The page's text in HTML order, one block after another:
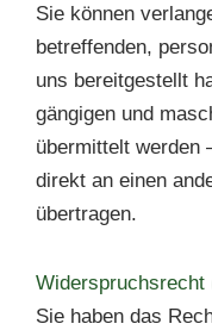
Sie können
betreffenden,
uns bereitgestellt
gängigen und
übermittelt werden
direkt an einen
übertragen.
Widerspruchsrecht
Sie haben das